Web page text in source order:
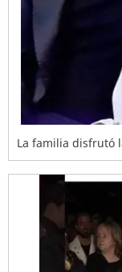
La familia disfrutó